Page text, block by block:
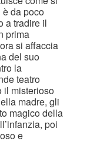
da poco
a tradire il
prima
si affaccia
del suo
la
teatro
il misterioso
madre, gli
magico della
poi
e